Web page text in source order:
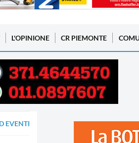
L'OPINIONE CR PIEMONTE
EVENTI